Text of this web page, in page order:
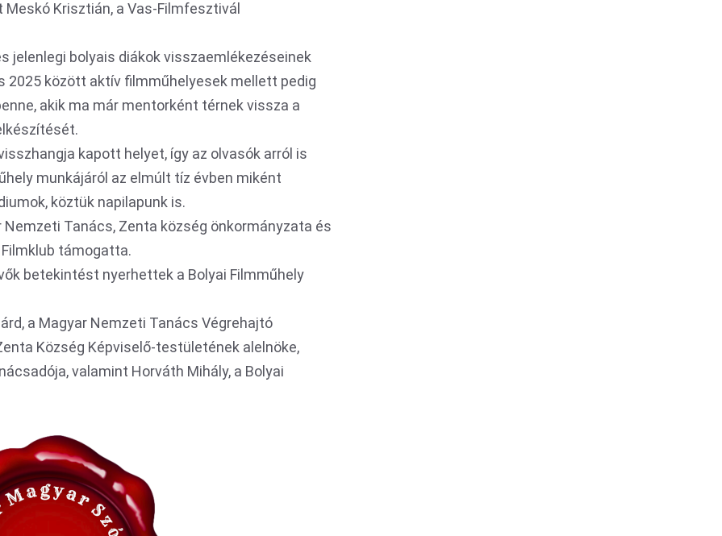
Krisztián, a Vas-Filmfesztivál
jelenlegi bolyais diákok visszaemlékezéseinek
2025 között aktív filmműhelyesek mellett pedig
akik ma már mentorként térnek vissza a
kapott helyet, így az olvasók arról is
munkájáról az elmúlt tíz évben miként
köztük napilapunk is.
Tanács, Zenta község önkormányzata és
támogatta.
betekintést nyerhettek a Bolyai Filmműhely
a Magyar Nemzeti Tanács Végrehajtó
Község Képviselő-testületének alelnöke,
valamint Horváth Mihály, a Bolyai